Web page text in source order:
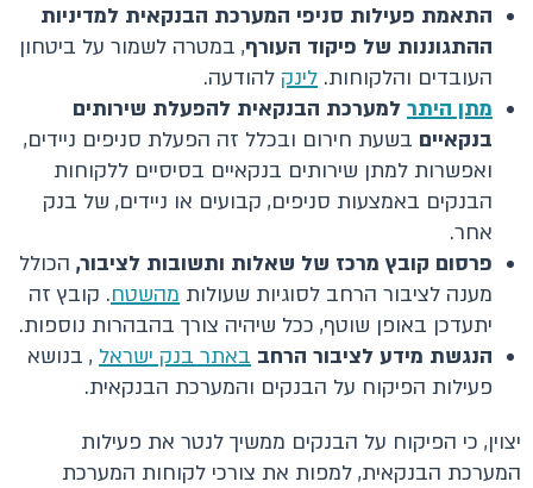
התאמת פעילות סניפי המערכת הבנקאית למדיניות
ההתגוננות של פיקוד העורף, במטרה לשמור על ביטחון
העובדים והלקוחות. לינק להודעה.
מתן היתר למערכת הבנקאית להפעלת שירותים
בנקאיים בשעת חירום ובכלל זה הפעלת סניפים ניידים,
ואפשרות למתן שירותים בנקאיים בסיסיים ללקוחות
הבנקים באמצעות סניפים, קבועים או ניידים, של בנק
אחר.
פרסום קובץ מרכז של שאלות ותשובות לציבור, הכולל
מענה לציבור הרחב לסוגיות שעולות מהשטח. קובץ זה
יתעדכן באופן שוטף, ככל שיהיה צורך בהבהרות נוספות.
הנגשת מידע לציבור הרחב באתר בנק ישראל , בנושא
פעילות הפיקוח על הבנקים והמערכת הבנקאית.
יצוין, כי הפיקוח על הבנקים ממשיך לנטר את פעילות
המערכת הבנקאית, למפות את צורכי לקוחות המערכת